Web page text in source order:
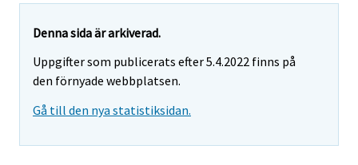
Denna sida är arkiverad.
Uppgifter som publicerats efter 5.4.2022 finns på
den förnyade webbplatsen.
Gå till den nya statistiksidan.